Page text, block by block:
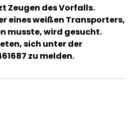
Zeugen des Vorfalls.
eines weißen Transporters,
musste, wird gesucht.
sich unter der
zu melden.